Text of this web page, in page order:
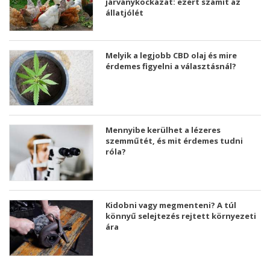
állatjólét
Melyik a legjobb CBD olaj és mire
érdemes figyelni a választásnál?
Mennyibe kerülhet a lézeres
szemműtét, és mit érdemes tudni
róla?
Kidobni vagy megmenteni? A túl
könnyű selejtezés rejtett környezeti
ára